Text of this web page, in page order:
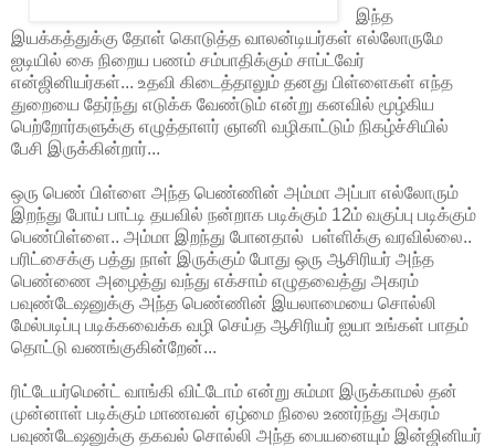
இந்த
இயக்கத்துக்கு தோள் கொடுத்த வாலன்டியர்கள் எல்லோருமே
ஐடியில் கை நிறைய பணம் சம்பாதிக்கும் சாப்ட்வேர்
என்ஜினியர்கள்... உதவி கிடைத்தாலும் தனது பிள்ளைகள் எந்த
துறையை தேர்ந்து எடுக்க வேண்டும் என்று கனவில் மூழ்கிய
பெற்றோர்களுக்கு எழுத்தாளர் ஞானி வழிகாட்டும் நிகழ்ச்சியில்
பேசி இருக்கின்றார்...
ஒரு பெண் பிள்ளை அந்த பெண்ணின் அம்மா அப்பா எல்லோரும்
இறந்து போய் பாட்டி தயவில் நன்றாக படிக்கும் 12ம் வகுப்பு படிக்கும்
பெண்பிள்ளை.. அம்மா இறந்து போனதால் பள்ளிக்கு வரவில்லை..
பரிட்சைக்கு பத்து நாள் இருக்கும் போது ஒரு ஆசிரியர் அந்த
பெண்ணை அழைத்து வந்து எக்சாம் எழுதவைத்து அகரம்
பவுண்டேஷனுக்கு அந்த பெண்ணின் இயலாமையை சொல்லி
மேல்படிப்பு படிக்கவைக்க வழி செய்த ஆசிரியர் ஐயா உங்கள் பாதம்
தொட்டு வணங்குகின்றேன்...
ரிட்டேயர்மென்ட் வாங்கி விட்டோம் என்று சும்மா இருக்காமல் தன்
முன்னாள் படிக்கும் மாணவன் ஏழ்மை நிலை உணர்ந்து அகரம்
பவுண்டேஷனுக்கு தகவல் சொல்லி அந்த பையனையும் இன்ஜினியர்